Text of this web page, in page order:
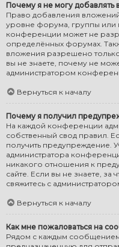
Почему я не могу добавлять
Право добавления
уровне форума, группы или
конференции может не
определённых форумах.
вложения разрешено
вы не знаете, почему не
администратором
Вернуться к началу
Почему я получил
На каждой конференции
собственный свод правил.
получить предупреждение.
администратора
никакого отношения к
сайте. Если вы не знаете,
свяжитесь с
Вернуться к началу
Как мне пожаловаться на
Рядом с каждым сообщением